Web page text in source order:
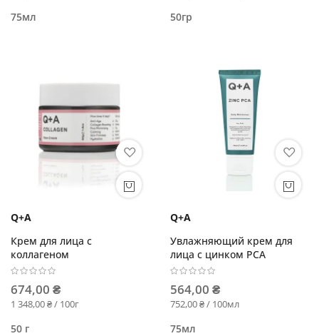
75мл 50гр
Q+A
Крем для лица с
коллагеном
674,00 ₴
1 348,00 ₴ / 100г
50 г
Q+A
Увлажняющий крем для
лица с цинком PCA
564,00 ₴
752,00 ₴ / 100мл
75мл